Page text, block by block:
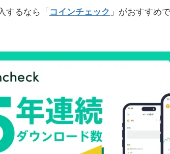
するなら「 コインチェック 」がおすすめで